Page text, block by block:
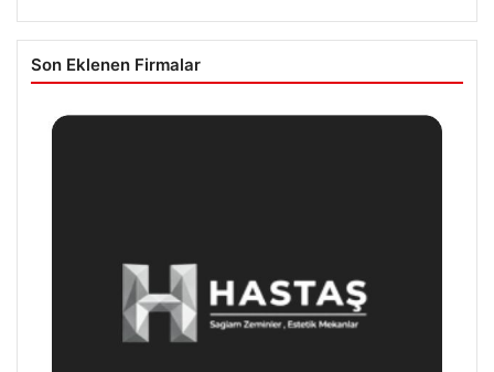
Son Eklenen Firmalar